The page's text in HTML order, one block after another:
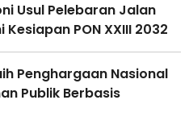
Usul Pelebaran Jalan
PON XXIII 2032
Penghargaan Nasional
Publik Berbasis